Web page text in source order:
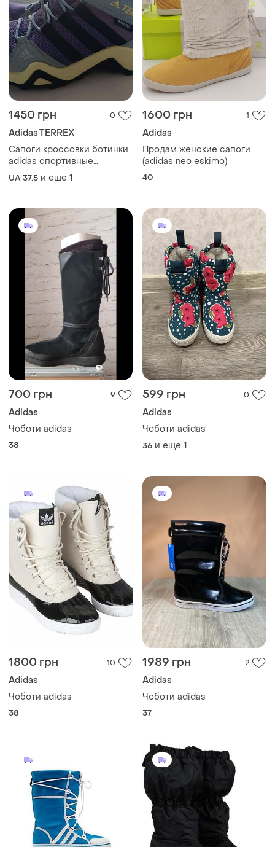
1450 грн 0
Adidas TERREX
Сапоги кроссовки ботинки
adidas спортивные
трекинговые
UA 37.5 и еще 1
1600 грн 1
Adidas
Продам женские сапоги
(adidas neo eskimo)
40
700 грн 9
Adidas
Чоботи adidas
38
599 грн 0
Adidas
Чоботи adidas
36 и еще 1
1800 грн 10
Adidas
Чоботи adidas
38
1989 грн 2
Adidas
Чоботи adidas
37